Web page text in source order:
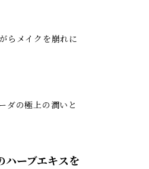
らメイクを崩れに
ダの極上の潤いと
ハーブエキスを